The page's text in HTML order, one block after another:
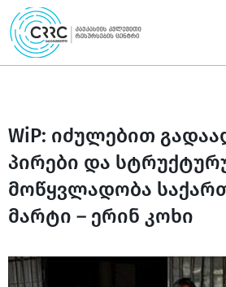
Skip
to
content
WiP: იძულებით
პირები და
მოწყვლადობა
მარტი – ერინ კოხი